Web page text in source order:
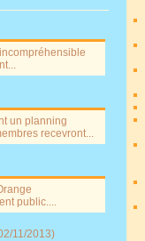
un planning
recevront...
public....
11/2013)